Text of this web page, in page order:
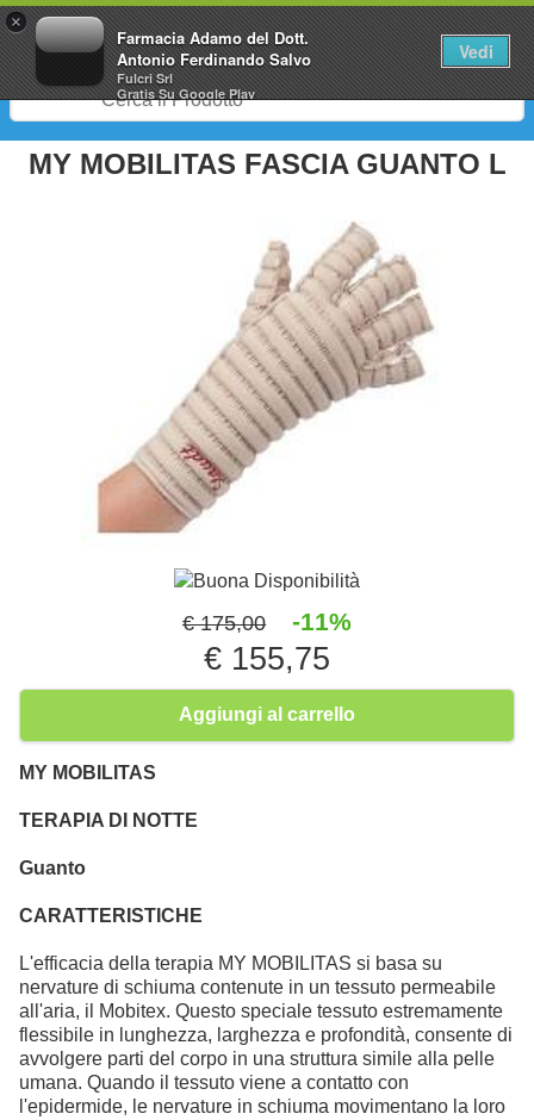
×
Farmacia Adamo del Dott.
Antonio Ferdinando Salvo
Fulcri Srl
GratisSu Google Play
Vedi
0
MY MOBILITAS FASCIA GUANTO L
Buona Disponibilità
€ 175,00 -11%
€ 155,75
Aggiungi al carrello
MY MOBILITAS
TERAPIA DI NOTTE
Guanto
CARATTERISTICHE
L'efficacia della terapia MY MOBILITAS si basa su
nervature di schiuma contenute in un tessuto permeabile
all'aria, il Mobitex. Questo speciale tessuto estremamente
flessibile in lunghezza, larghezza e profondità, consente di
avvolgere parti del corpo in una struttura simile alla pelle
umana. Quando il tessuto viene a contatto con
l'epidermide, le nervature in schiuma movimentano la loro